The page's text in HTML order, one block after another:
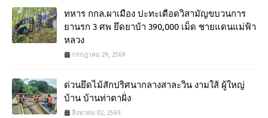
ทหาร กกล.ผาเมือง ปะทะเดือดวิสามัญขบวนการ
ยานรก 3 ศพ ยึดยาบ้า 390,000 เม็ด ชายแดนแม่ฟ้า
หลวง
กรกฎาคม 29, 2569
ด่วนยึดไม้สักปริศนากลางสาละวิน งามใส้ ผู้ใหญ่
บ้าน บ้านท่าตาฝั่ง
สิงหาคม 02, 2569